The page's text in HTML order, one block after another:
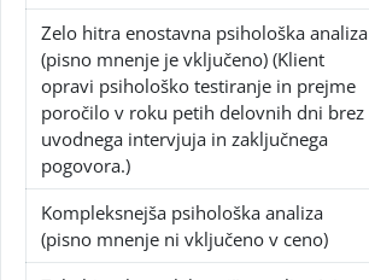
Zelo hitra enostavna psihološka analiza
(pisno mnenje je vključeno) (Klient
opravi psihološko testiranje in prejme
poročilo v roku petih delovnih dni brez
uvodnega intervjuja in zaključnega
pogovora.)
Kompleksnejša psihološka analiza
(pisno mnenje ni vključeno v ceno)